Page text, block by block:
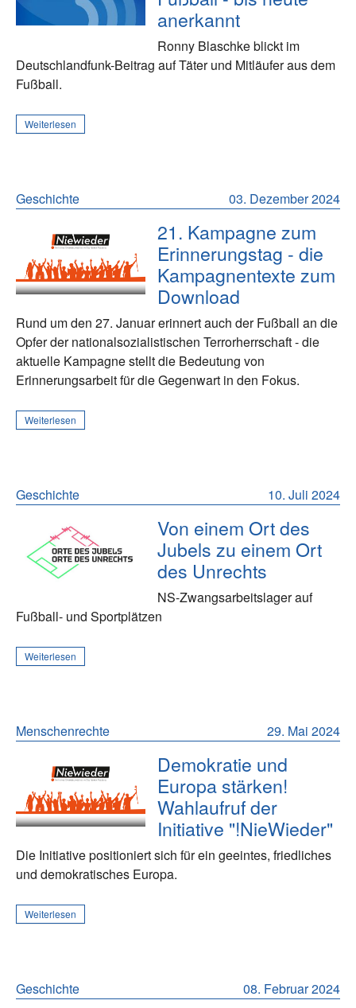
anerkannt
Ronny Blaschke blickt im
Deutschlandfunk-Beitrag auf Täter und Mitläufer aus dem
Fußball.
Weiterlesen
03. Dezember 2024
Geschichte
21. Kampagne zum
Erinnerungstag - die
Kampagnentexte zum
Download
Rund um den 27. Januar erinnert auch der Fußball an die
Opfer der nationalsozialistischen Terrorherrschaft - die
aktuelle Kampagne stellt die Bedeutung von
Erinnerungsarbeit für die Gegenwart in den Fokus.
Weiterlesen
10. Juli 2024
Geschichte
Von einem Ort des
Jubels zu einem Ort
des Unrechts
NS-Zwangsarbeitslager auf
Fußball- und Sportplätzen
Weiterlesen
29. Mai 2024
Menschenrechte
Demokratie und
Europa stärken!
Wahlaufruf der
Initiative "!NieWieder"
Die Initiative positioniert sich für ein geeintes, friedliches
und demokratisches Europa.
Weiterlesen
08. Februar 2024
Geschichte